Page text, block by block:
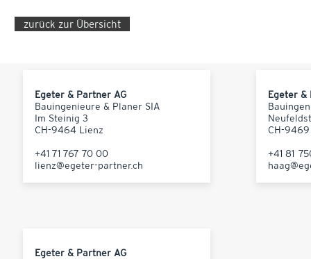
zurück zur Übersicht
Egeter & Partner AG
Bauingenieure & Planer SIA
Im Steinig 3
CH-9464 Lienz
+41 71 767 70 00
lienz@egeter-partner.ch
Egeter &
CH-
+41 81
Egeter & Partner AG